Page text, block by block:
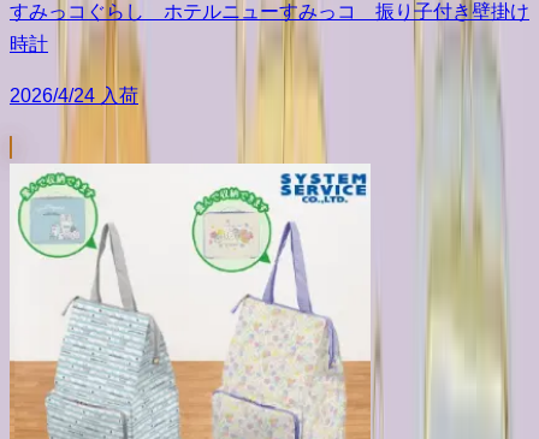
すみっコぐらし ホテルニューすみっコ 振り子付き壁掛け
時計
2026/4/24 入荷